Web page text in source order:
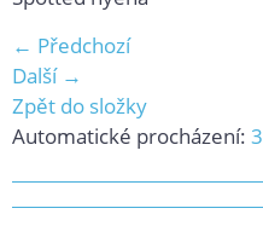
← Předchozí
Další →
Zpět do složky
Automatické procházení: 3